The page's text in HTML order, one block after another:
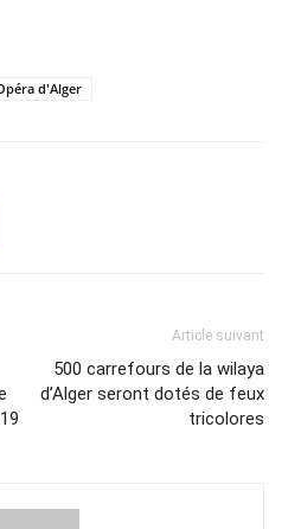
d'Alger
Article suivant
500 carrefours de la wilaya
d’Alger seront dotés de feux
tricolores